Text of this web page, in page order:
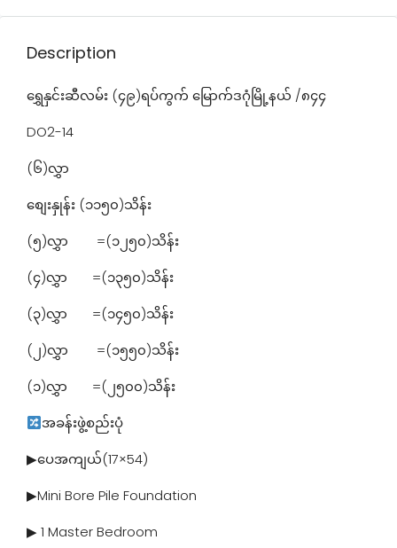
Description
‌ရွှေနှင်းဆီလမ်း (၄၉)ရပ်ကွက် မြောက်ဒဂုံမြို့နယ် /၈၄၄
DO2-14
(၆)လွှာ
စျေးနှုန်း (၁၁၅၀)သိန်း
(၅)လွှာ =(၁၂၅၀)သိန်း
(၄)လွှာ =(၁၃၅၀)သိန်း
(၃)လွှာ =(၁၄၅၀)သိန်း
(၂)လွှာ =(၁၅၅၀)သိန်း
(၁)လွှာ =(၂၅၀၀)သိန်း
အခန်းဖွဲ့စည်းပုံ
▶ပေအကျယ်(17×54)
▶Mini Bore Pile Foundation
▶ 1 Master Bedroom